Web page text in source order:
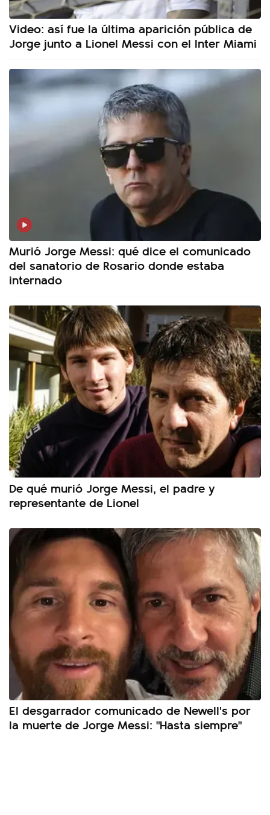
Video: así fue la última aparición pública de
Jorge junto a Lionel Messi con el Inter Miami
Murió Jorge Messi: qué dice el comunicado
del sanatorio de Rosario donde estaba
internado
De qué murió Jorge Messi, el padre y
representante de Lionel
El desgarrador comunicado de Newell's por
la muerte de Jorge Messi: "Hasta siempre"